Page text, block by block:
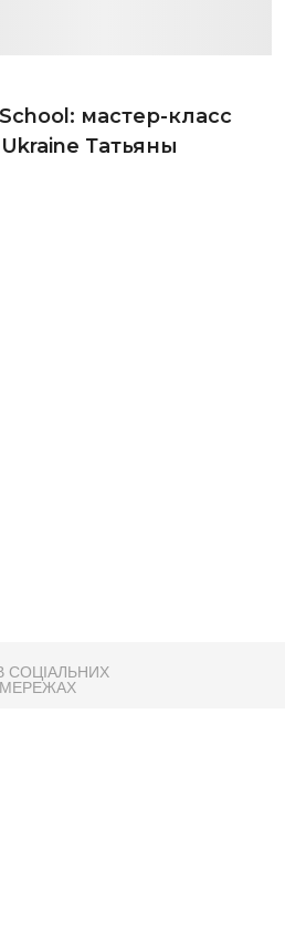
мастер-класс
Татьяны
СОЦІАЛЬНИХ
МЕРЕЖАХ